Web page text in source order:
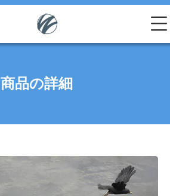
商品の詳細